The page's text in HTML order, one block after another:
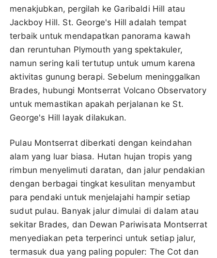
menakjubkan, pergilah ke Garibaldi Hill atau
Jackboy Hill. St. George's Hill adalah tempat
terbaik untuk mendapatkan panorama kawah
dan reruntuhan Plymouth yang spektakuler,
namun sering kali tertutup untuk umum karena
aktivitas gunung berapi. Sebelum meninggalkan
Brades, hubungi Montserrat Volcano Observatory
untuk memastikan apakah perjalanan ke St.
George's Hill layak dilakukan.
Pulau Montserrat diberkati dengan keindahan
alam yang luar biasa. Hutan hujan tropis yang
rimbun menyelimuti daratan, dan jalur pendakian
dengan berbagai tingkat kesulitan menyambut
para pendaki untuk menjelajahi hampir setiap
sudut pulau. Banyak jalur dimulai di dalam atau
sekitar Brades, dan Dewan Pariwisata Montserrat
menyediakan peta terperinci untuk setiap jalur,
termasuk dua yang paling populer: The Cot dan